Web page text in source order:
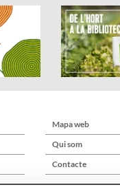
Mapa web
Qui som
Contacte